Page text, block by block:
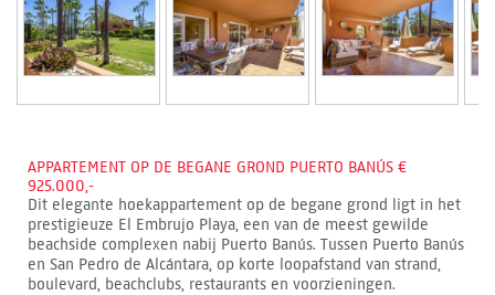
APPARTEMENT OP DE BEGANE GROND PUERTO BANÚS €
925.000,-
Dit elegante hoekappartement op de begane grond ligt in het
prestigieuze El Embrujo Playa, een van de meest gewilde
beachside complexen nabij Puerto Banús. Tussen Puerto Banús
en San Pedro de Alcántara, op korte loopafstand van strand,
boulevard, beachclubs, restaurants en voorzieningen.